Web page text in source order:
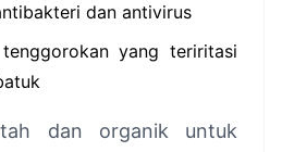
dan antivirus
tenggorokan yang teriritasi
dan organik untuk